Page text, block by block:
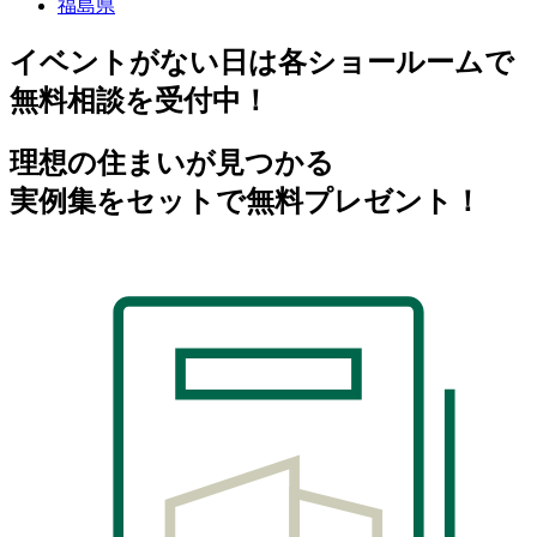
福島県
イベントがない日は各ショールームで
無料相談を受付中！
理想の住まいが見つかる
実例集をセットで無料プレゼント！